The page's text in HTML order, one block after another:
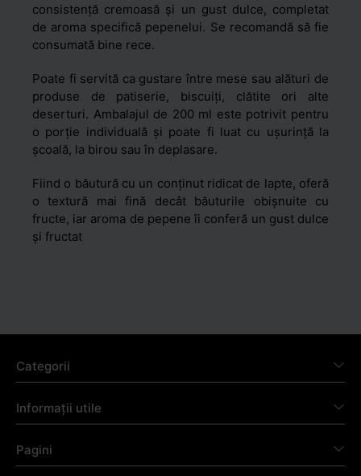
consistență cremoasă și un gust dulce, completat
de aroma specifică pepenelui. Se recomandă să fie
consumată bine rece.
Poate fi servită ca gustare între mese sau alături de
produse de patiserie, biscuiți, clătite ori alte
deserturi. Ambalajul de 200 ml este potrivit pentru
o porție individuală și poate fi luat cu ușurință la
școală, la birou sau în deplasare.
Fiind o băutură cu un conținut ridicat de lapte, oferă
o textură mai fină decât băuturile obișnuite cu
fructe, iar aroma de pepene îi conferă un gust dulce
și fructat
Categorii
Informații utile
Pagini